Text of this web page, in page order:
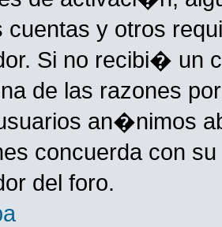
cuentas y otros
Si no recibi� un
de las razones
an�nimos
concuerda con
del foro.